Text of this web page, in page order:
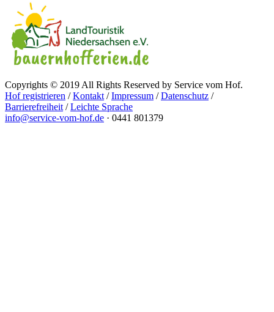
Copyrights © 2019 All Rights Reserved by Service vom Hof.
Hof registrieren /Kontakt /Impressum /Datenschutz /
Barrierefreiheit /Leichte Sprache
info@service-vom-hof.de · 0441 801379